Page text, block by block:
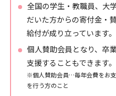
全国の学生・教職員、大
だいた方からの寄付金・
給付が成り立っています。
個人賛助会員となり、卒
支援することもできます。
※個人賛助会員…毎年会費をお
を行う方のこと